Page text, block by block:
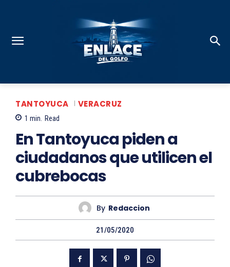
TANTOYUCA VERACRUZ
1 min. Read
En Tantoyuca piden a
ciudadanos que utilicen el
cubrebocas
By Redaccion
21/05/2020